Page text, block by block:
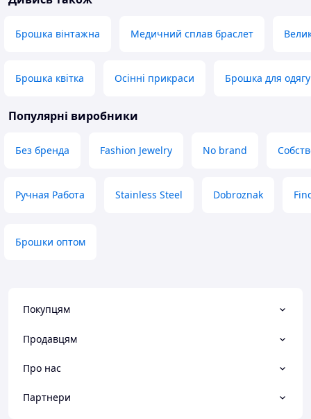
Брошка вінтажна Медичний сплав браслет
Брошка квітка Осінні прикраси Брошка для одягу
Популярні виробники
Без бренда Fashion Jewelry No brand
Ручная Работа Stainless Steel Dobroznak
Брошки оптом
Покупцям
Продавцям
Про нас
Партнери